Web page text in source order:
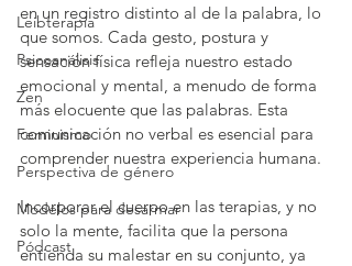
Leibterapia
Psicoanálisis
Zen
Feminismo
Perspectiva de género
Modelos para desarmar
Pódcast
en un registro distinto al de la palabra, lo
que somos. Cada gesto, postura y
sensación física refleja nuestro estado
emocional y mental, a menudo de forma
más elocuente que las palabras. Esta
comunicación no verbal es esencial para
comprender nuestra experiencia humana.
Incorporar el cuerpo en las terapias, y no
solo la mente, facilita que la persona
entienda su malestar en su conjunto, ya